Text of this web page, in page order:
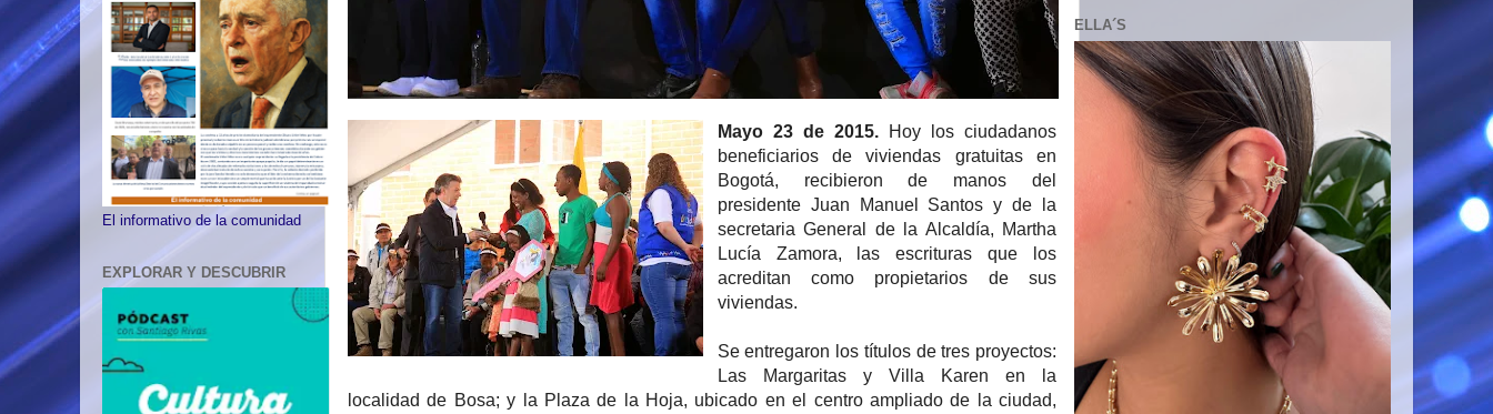
Mayo 23 de 2015.Hoy los ciudadanos
beneficiarios de viviendas gratuitas en
Bogotá, recibieron de manos del
presidente Juan Manuel Santos y de la
secretaria General de la Alcaldía, Martha
Lucía Zamora, las escrituras que los
acreditan como propietarios de sus
viviendas.
Se entregaron los títulos de tres proyectos:
Las Margaritas y Villa Karen en la
localidad de Bosa; y la Plaza de la Hoja, ubicado en el centro ampliado de la ciudad,
El informativo de la comunidad
EXPLORAR Y DESCUBRIR
ELLA´S